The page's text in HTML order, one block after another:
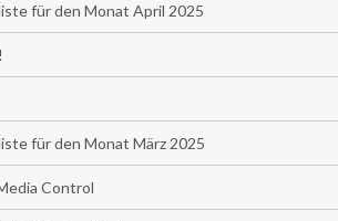
für den Monat April 2025
für den Monat März 2025
Control